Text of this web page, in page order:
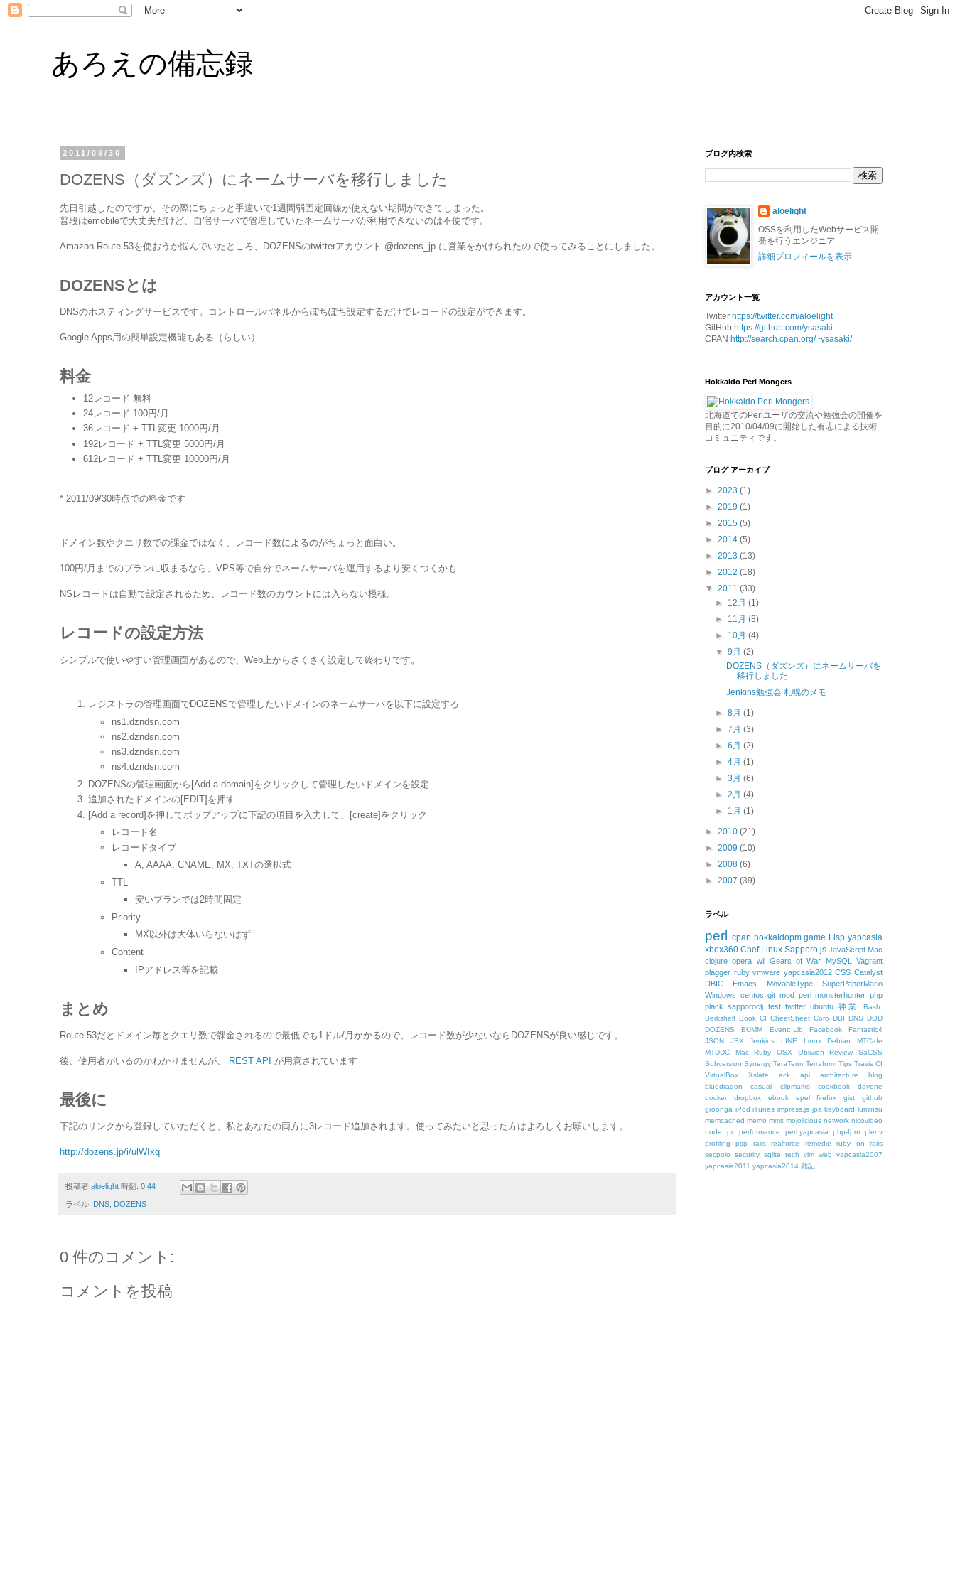
あろえの備忘録
2011/09/30
DOZENS（ダズンズ）にネームサーバを移行しました
先日引越したのですが、その際にちょっと手違いで1週間弱固定回線が使えない期間ができてしまった。
普段はemobileで大丈夫だけど、自宅サーバで管理していたネームサーバが利用できないのは不便です。
Amazon Route 53を使おうか悩んでいたところ、DOZENSのtwitterアカウント @dozens_jp に営業をかけられたので使ってみることにしました。
DOZENSとは
DNSのホスティングサービスです。コントロールパネルからぽちぽち設定するだけでレコードの設定ができます。
Google Apps用の簡単設定機能もある（らしい）
料金
12レコード 無料
24レコード 100円/月
36レコード + TTL変更 1000円/月
192レコード + TTL変更 5000円/月
612レコード + TTL変更 10000円/月
* 2011/09/30時点での料金です
ドメイン数やクエリ数での課金ではなく、レコード数によるのがちょっと面白い。
100円/月までのプランに収まるなら、VPS等で自分でネームサーバを運用するより安くつくかも
NSレコードは自動で設定されるため、レコード数のカウントには入らない模様。
レコードの設定方法
シンプルで使いやすい管理画面があるので、Web上からさくさく設定して終わりです。
レジストラの管理画面でDOZENSで管理したいドメインのネームサーバを以下に設定する
ns1.dzndsn.com
ns2.dzndsn.com
ns3.dzndsn.com
ns4.dzndsn.com
DOZENSの管理画面から[Add a domain]をクリックして管理したいドメインを設定
追加されたドメインの[EDIT]を押す
[Add a record]を押してポップアップに下記の項目を入力して、[create]をクリック
レコード名
レコードタイプ
A, AAAA, CNAME, MX, TXTの選択式
TTL
安いプランでは2時間固定
Priority
MX以外は大体いらないはず
Content
IPアドレス等を記載
まとめ
Route 53だとドメイン毎とクエリ数で課金されるので最低でも1ドル/月かかるので、レコード数が少ないならDOZENSが良い感じです。
後、使用者がいるのかわかりませんが、 REST API が用意されています
最後に
下記のリンクから登録していただくと、私とあなたの両方に3レコード追加されます。使ってみたいと思った方はよろしくお願いします。
http://dozens.jp/i/ulWIxq
投稿者 aloelight 時刻: 0:44
ラベル: DNS DOZENS
0 件のコメント:
コメントを投稿
ブログ内検索
aloelight
OSSを利用したWebサービス開
発を行うエンジニア
詳細プロフィールを表示
アカウント一覧
Twitter https://twitter.com/aloelight
GitHub https://github.com/ysasaki
CPAN http://search.cpan.org/~ysasaki/
Hokkaido Perl Mongers
北海道でのPerlユーザの交流や勉強会の開催を
目的に2010/04/09に開始した有志による技術
コミュニティです。
ブログ アーカイブ
► 2023 (1)
► 2019 (1)
► 2015 (5)
► 2014 (5)
► 2013 (13)
► 2012 (18)
▼ 2011 (33)
► 12月(1)
► 11月(8)
► 10月(4)
▼9月(2)
DOZENS（ダズンズ）にネームサーバを
移行しました
Jenkins勉強会 札幌のメモ
►8月(1)
►7月(3)
►6月(2)
►4月(1)
►3月(6)
►2月(4)
► 1月(1)
► 2010 (21)
► 2009 (10)
► 2008 (6)
► 2007 (39)
ラベル
perl cpan hokkaidopm game Lisp yapcasia
xbox360 Chef Linux Sapporo.js JavaScript Mac
clojure opera wii Gears of War MySQL
Vagrant
plagger ruby vmware yapcasia2012 CSS Catalyst
DBIC
Emacs MovableType
SuperPaperMario
Windows centos git mod_perl monsterhunter php
plack
sapporoclj test twitter ubuntu 神業
Bash
Berkshelf Book CI CheetSheet Coro DBI DNS DOD
DOZENS
EUMM Event::Lib Facebook
Fantastic4
JSON
JSX Jenkins LINE Linux Debian
MTCafe
MTDDC
Mac Ruby OSX Oblivion Review
SaCSS
Subversion Synergy TeraTerm Terraform Tips Travis CI
VirtualBox
Xslate ack api architecture
blog
bluedragon
casual clipmarks cookbook
dayone
docker
dropbox ebook epel firefox gist
github
groonga iPod iTunes impress.js jpa keyboard luminsu
memcached memo mms mojolicious network nicovideo
node
pc performance perl.yapcasia php-fpm
plenv
profiling
psp rails realforce remedie
ruby on rails
secpolo
security sqlite tech vim web
yapcasia2007
yapcasia2011 yapcasia2014 雑記